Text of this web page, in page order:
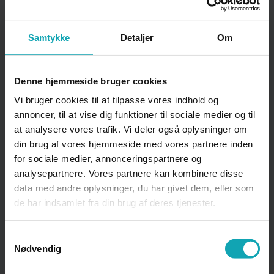
Samtykke Detaljer Om
Denne hjemmeside bruger cookies
Vi bruger cookies til at tilpasse vores indhold og
annoncer, til at vise dig funktioner til sociale medier og til
at analysere vores trafik. Vi deler også oplysninger om
din brug af vores hjemmeside med vores partnere inden
for sociale medier, annonceringspartnere og
analysepartnere. Vores partnere kan kombinere disse
data med andre oplysninger, du har givet dem, eller som
de har indsamlet fra din brug af deres tjenester.
Nødvendig
IT-regler, generelt
K
Kantinen
Karaktergivning